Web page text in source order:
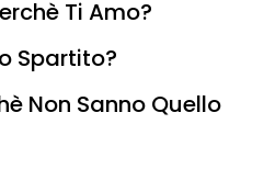
Ti Amo?
Spartito?
Non Sanno Quello